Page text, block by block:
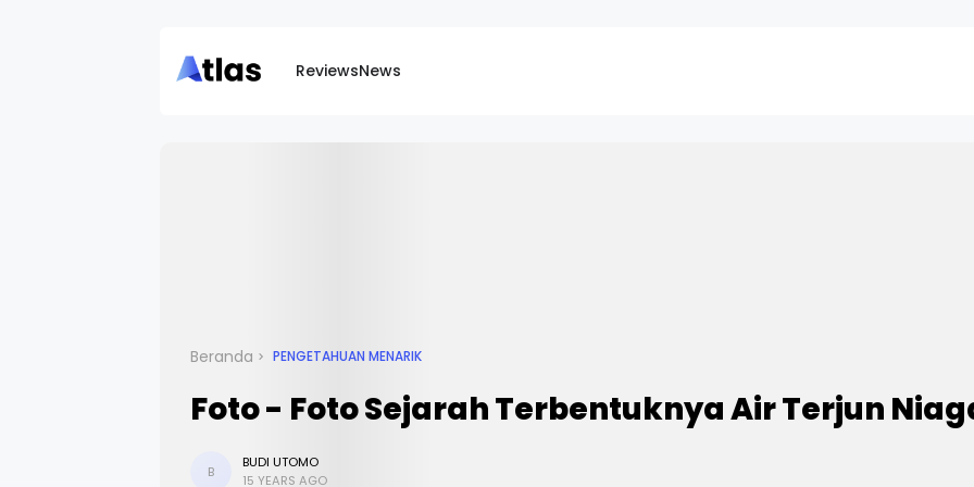
ReviewsNews
Beranda PENGETAHUAN MENARIK
Foto - Foto Sejarah Terbentuknya Air Terjun
B
BUDI UTOMO
15 YEARS AGO